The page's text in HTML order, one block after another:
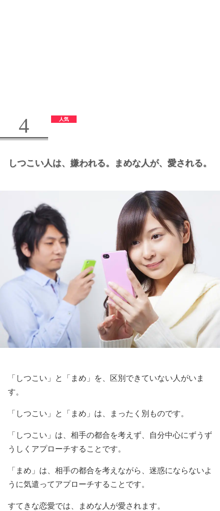
4
しつこい人は、 嫌われる。 まめな人が、 愛される。
「しつこい」と「まめ」を、区別できていない人がいま
す。
「しつこい」と「まめ」は、まったく別ものです。
「しつこい」は、相手の都合を考えず、自分中心にずうず
うしくアプローチすることです。
「まめ」は、相手の都合を考えながら、迷惑にならないよ
うに気遣ってアプローチすることです。
すてきな恋愛では、まめな人が愛されます。